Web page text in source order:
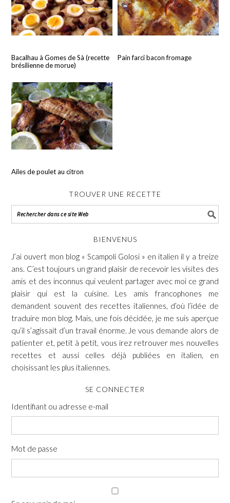
Bacalhau à Gomes de Sà (recette
brésilienne de morue)
Pain farci bacon fromage
Ailes de poulet au citron
TROUVER UNE RECETTE
BIENVENUS
J’ai ouvert mon blog « Scampoli Golosi » en italien il y a treize
ans. C’est toujours un grand plaisir de recevoir les visites des
amis et des inconnus qui veulent partager avec moi ce grand
plaisir qui est la cuisine. Les amis francophones me
demandent souvent des recettes italiennes, d’où l’idée de
traduire mon blog. Mais, une fois décidée, je me suis aperçue
qu’il s’agissait d’un travail énorme. Je vous demande alors de
patienter et, petit à petit, vous irez retrouver mes nouvelles
recettes et aussi celles déjà publiées en italien, en
choisissant les plus italiennes.
SE CONNECTER
Identifiant ou adresse e-mail
Mot de passe